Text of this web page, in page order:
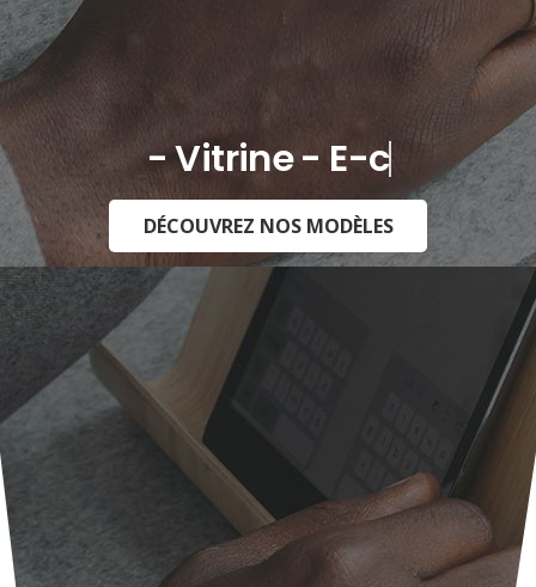
- Vitrine - E-commerce -
DÉCOUVREZ NOS MODÈLES